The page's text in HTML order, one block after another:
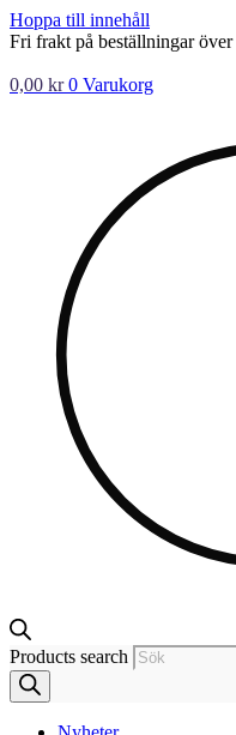
Hoppa till innehåll
Fri frakt på beställningar
0,00 kr 0 Varukorg
Products search